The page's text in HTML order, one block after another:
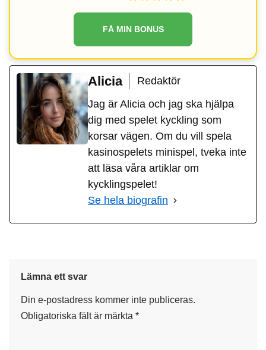
FÅ MIN BONUS
Alicia
Redaktör
Jag är Alicia och jag ska hjälpa
dig med spelet kyckling som
korsar vägen. Om du vill spela
kasinospelets minispel, tveka inte
att läsa våra artiklar om
kycklingspelet!
Se hela biografin
Lämna ett svar
Din e-postadress kommer inte publiceras.
Obligatoriska fält är märkta *